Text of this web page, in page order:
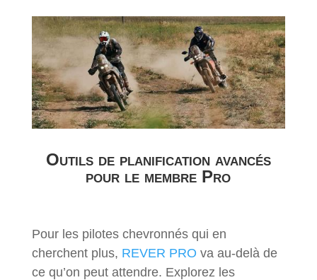
Outils de planification avancés
pour le membre Pro
Pour les pilotes chevronnés qui en
cherchent plus, REVER PRO va au-delà de
ce qu’on peut attendre. Explorez les